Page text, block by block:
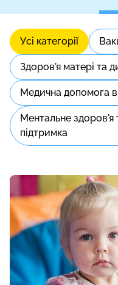
Усі категорії
Здоров'я матері та
Медична допомога
Ментальне здоров'я
підтримка